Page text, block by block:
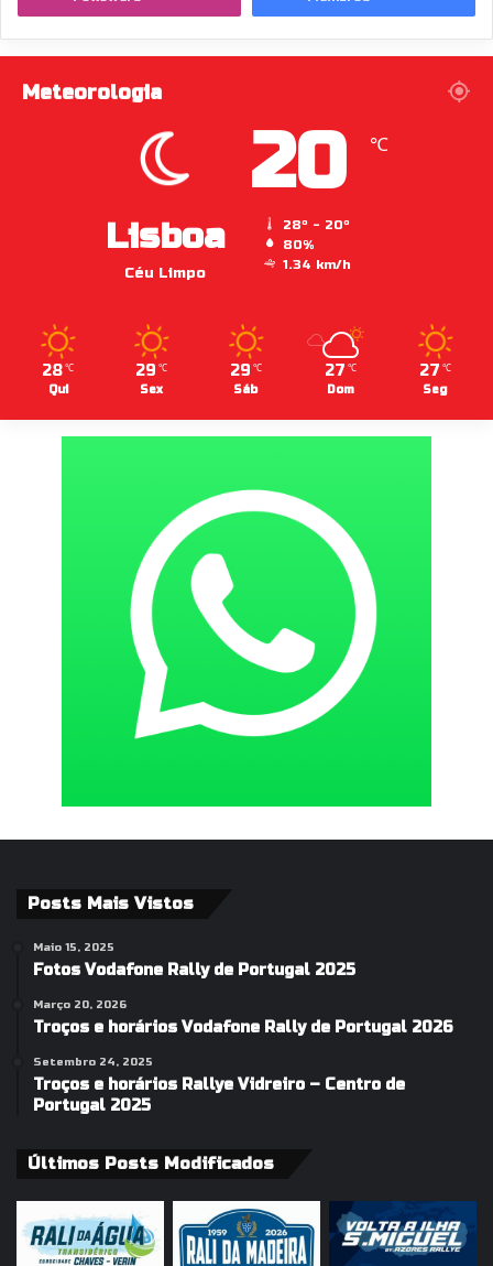
Meteorologia
Lisboa
Céu Limpo
20 ℃
28º - 20º
80%
1.34 km/h
28 ℃
Qui
29 ℃
Sex
29 ℃
Sáb
27 ℃
Dom
27 ℃
Seg
Posts Mais Vistos
Maio 15, 2025
Fotos Vodafone Rally de Portugal 2025
Março 20, 2026
Troços e horários Vodafone Rally de Portugal 2026
Setembro 24, 2025
Troços e horários Rallye Vidreiro – Centro de
Portugal 2025
Últimos Posts Modificados